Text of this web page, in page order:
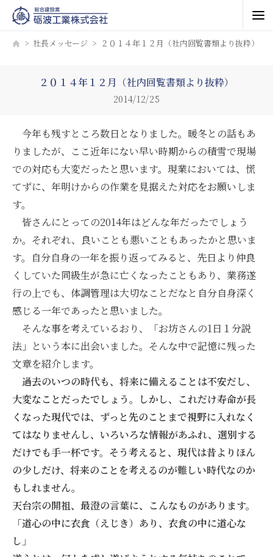
社長メッセージ ２０１４年１２月（社内回覧書類より抜粋）
２０１４年１２月（社内回覧書類より抜粋）
2014/12/25
今年も残すところ数日となりました。暖冬との話もあ
りましたが、ここ近年にない早い時期からの積雪で現場
での対応も大変だったと思います。現業においては、慌
てずに、年明けからの作業を見据えた対応をお願いしま
す。
皆さんにとっての2014年はどんな年だったでしょう
か。それぞれ、良いことも悪いこともあったかと思いま
す。自分自身の一年を振り返ってみると、先日より仲良
くしていた同級生が急に亡くなったこともあり、業務遂
行の上でも、体調管理は大切なことだなと自分自身深く
感じる一年であったと思いました。
そんな事を考えているおり、「お坊さんの1日１分説
法」という本に出会いました。そんな中で記憶に残った
文章を紹介します。
過去のいつの時代も、将来に備えることは不安だし、
大変なことだったでしょう。しかし、これだけ寿命が長
くなった現代では、ずっと先のことまで視野に入れなく
てはなりませんし、いろいろな情報があふれ、選別する
だけでも手一杯です。そう考えると、現代は昔よりほん
の少しだけ、将来のことを考えるのが難しい時代なのか
もしれません。
天台宗の開祖、最澄の言葉に、こんなものがあります。
「道心の中に衣食（えじき）あり、衣食の中に道心な
し」